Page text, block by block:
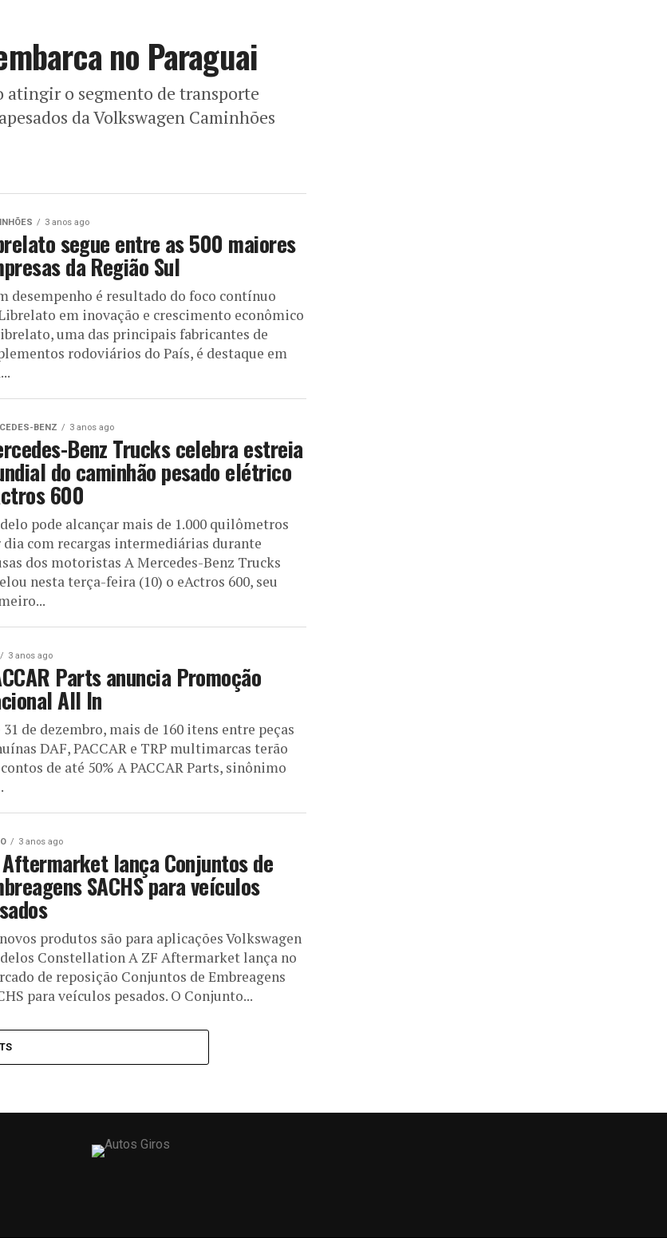
no Paraguai
atingir o segmento de transporte
da Volkswagen Caminhões
3 anos ago
segue entre as 500 maiores
da Região Sul
desempenho é resultado do foco contínuo
em inovação e crescimento econômico
uma das principais fabricantes de
rodoviários do País, é destaque em
BENZ 3 anos ago
Benz Trucks celebra estreia
do caminhão pesado elétrico
600
pode alcançar mais de 1.000 quilômetros
dia com recargas intermediárias durante
dos motoristas A Mercedes-Benz Trucks
nesta terça-feira (10) o eActros 600, seu
3 anos ago
Parts anuncia Promoção
All In
31 de dezembro, mais de 160 itens entre peças
DAF, PACCAR e TRP multimarcas terão
de até 50% A PACCAR Parts, sinônimo
3 anos ago
Aftermarket lança Conjuntos de
SACHS para veículos
produtos são para aplicações Volkswagen
Constellation A ZF Aftermarket lança no
de reposição Conjuntos de Embreagens
para veículos pesados. O Conjunto...